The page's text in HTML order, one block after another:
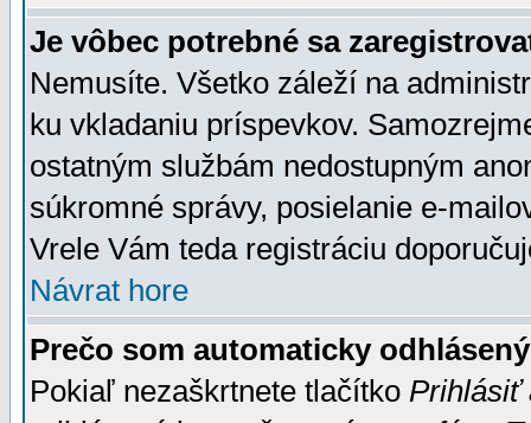
Je vôbec potrebné sa
Nemusíte. Všetko záleží na
ku vkladaniu príspevkov.
ostatným službám nedostupným
súkromné správy, posielanie e-
Vrele Vám teda registráciu
Návrat hore
Prečo som automaticky
Pokiaľ nezaškrtnete tlačítko Prihlásiť